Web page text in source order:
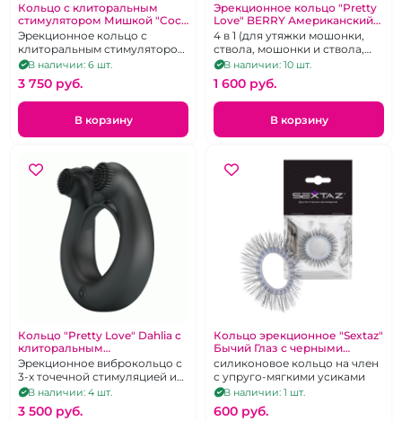
Кольцо с клиторальным
стимулятором Мишкой "Cock
ring" черное
Эрекционное кольцо с
клиторальным стимулятором
кролик
В наличии: 6 шт.
3 750 pуб.
В корзину
Эрекционное кольцо "Pretty
Love" BERRY Американский
пончик
4 в 1 (для утяжки мошонки,
ствола, мошонки и ствола,
ограничитель
проникновения)
В наличии: 10 шт.
1 600 pуб.
В корзину
Кольцо "Pretty Love" Dahlia с
клиторальным
стимулятором
Эрекционное виброкольцо с
3-х точечной стимуляцией из
черного силикона,
перезаряжаемое
В наличии: 4 шт.
3 500 pуб.
Кольцо эрекционное "Sextaz"
Бычий Глаз с черными
ресничками
силиконовое кольцо на член
с упруго-мягкими усиками
В наличии: 1 шт.
600 pуб.